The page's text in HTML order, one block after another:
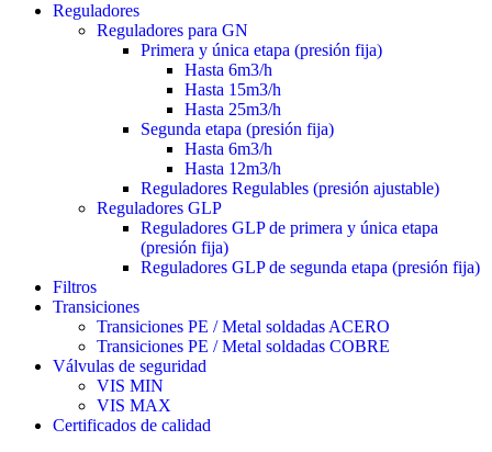
Reguladores
Reguladores para GN
Primera y única etapa (presión fija)
Hasta 6m3/h
Hasta 15m3/h
Hasta 25m3/h
Segunda etapa (presión fija)
Hasta 6m3/h
Hasta 12m3/h
Reguladores Regulables (presión ajustable)
Reguladores GLP
Reguladores GLP de primera y única etapa
(presión fija)
Reguladores GLP de segunda etapa (presión fija)
Filtros
Transiciones
Transiciones PE / Metal soldadas ACERO
Transiciones PE / Metal soldadas COBRE
Válvulas de seguridad
VIS MIN
VIS MAX
Certificados de calidad